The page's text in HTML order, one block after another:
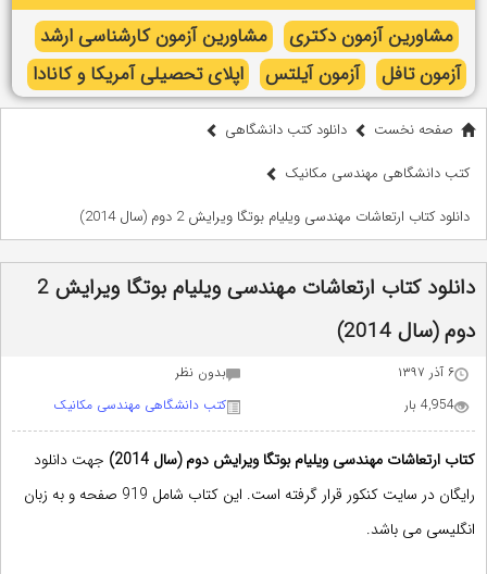
مشاورین آزمون دکتری
مشاورین آزمون کارشناسی ارشد
آزمون تافل
آزمون آیلتس اپلای تحصیلی آمریکا و کانادا
صفحه نخست
دانلود کتب دانشگاهی
کتب دانشگاهی مهندسی مکانیک
دانلود کتاب ارتعاشات مهندسی ویلیام بوتگا ویرایش 2 دوم (سال 2014)
دانلود کتاب ارتعاشات مهندسی ویلیام بوتگا ویرایش 2
دوم (سال 2014)
۶ آذر ۱۳۹۷
بدون نظر
4,954 بار
کتب دانشگاهی مهندسی مکانیک
کتاب ارتعاشات مهندسی ویلیام بوتگا ویرایش دوم (سال 2014)
جهت دانلود
رایگان در سایت کنکور
قرار گرفته است. این کتاب شامل 919 صفحه و به زبان
انگلیسی می باشد.